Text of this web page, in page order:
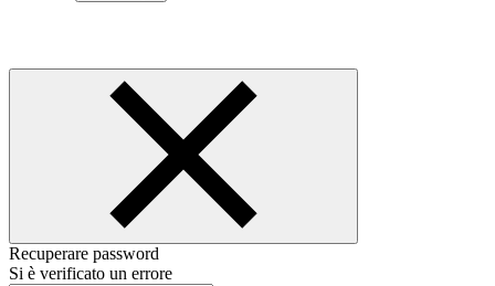
Recuperare password
Si è verificato un errore